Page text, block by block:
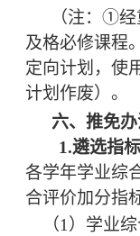
（注： ①经
及格必修课程。
定向计划，使
计划作废） 。
六、推免
1.遴选指标
各学年学业综
合评价加分指
（1）学业